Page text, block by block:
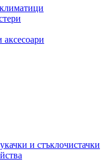
и стъклочистачки